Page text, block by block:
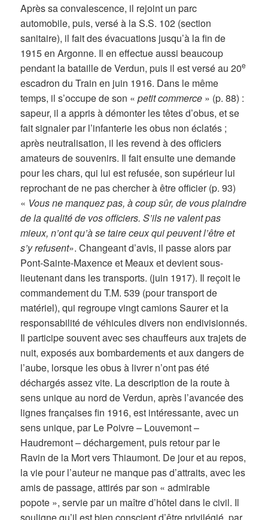
Après sa convalescence, il rejoint un parc
automobile, puis, versé à la S.S. 102 (section
sanitaire), il fait des évacuations jusqu’à la fin de
1915 en Argonne. Il en effectue aussi beaucoup
pendant la bataille de Verdun, puis il est versé au 20e
escadron du Train en juin 1916. Dans le même
temps, il s’occupe de son «petit commerce » (p. 88) :
sapeur, il a appris à démonter les têtes d’obus, et se
fait signaler par l’infanterie les obus non éclatés ;
après neutralisation, il les revend à des officiers
amateurs de souvenirs. Il fait ensuite une demande
pour les chars, qui lui est refusée, son supérieur lui
reprochant de ne pas chercher à être officier (p. 93)
« Vous ne manquez pas, à coup sûr, de vous plaindre
de la qualité de vos officiers. S’ils ne valent pas
mieux, n’ont qu’à se taire ceux qui peuvent l’être et
s’y refusent». Changeant d’avis, il passe alors par
Pont-Sainte-Maxence et Meaux et devient sous-
lieutenant dans les transports. (juin 1917). Il reçoit le
commandement du T.M. 539 (pour transport de
matériel), qui regroupe vingt camions Saurer et la
responsabilité de véhicules divers non endivisionnés.
Il participe souvent avec ses chauffeurs aux trajets de
nuit, exposés aux bombardements et aux dangers de
l’aube, lorsque les obus à livrer n’ont pas été
déchargés assez vite. La description de la route à
sens unique au nord de Verdun, après l’avancée des
lignes françaises fin 1916, est intéressante, avec un
sens unique, par Le Poivre – Louvemont –
Haudremont – déchargement, puis retour par le
Ravin de la Mort vers Thiaumont. De jour et au repos,
la vie pour l’auteur ne manque pas d’attraits, avec les
amis de passage, attirés par son « admirable
popote », servie par un maître d’hôtel dans le civil. Il